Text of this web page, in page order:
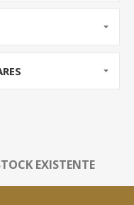
EXISTENTE